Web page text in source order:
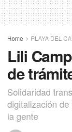
Home PLAYA DEL
Lili
de
Solidaridad
digitalización
la gente